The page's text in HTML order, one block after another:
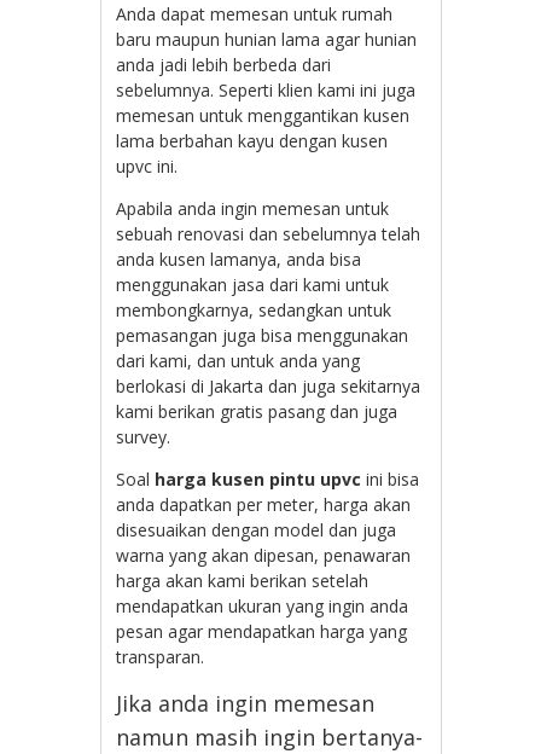
Anda dapat memesan untuk rumah
baru maupun hunian lama agar hunian
anda jadi lebih berbeda dari
sebelumnya. Seperti klien kami ini juga
memesan untuk menggantikan kusen
lama berbahan kayu dengan kusen
upvc ini.
Apabila anda ingin memesan untuk
sebuah renovasi dan sebelumnya telah
anda kusen lamanya, anda bisa
menggunakan jasa dari kami untuk
membongkarnya, sedangkan untuk
pemasangan juga bisa menggunakan
dari kami, dan untuk anda yang
berlokasi di Jakarta dan juga sekitarnya
kami berikan gratis pasang dan juga
survey.
Soal harga kusen pintu upvc ini bisa
anda dapatkan per meter, harga akan
disesuaikan dengan model dan juga
warna yang akan dipesan, penawaran
harga akan kami berikan setelah
mendapatkan ukuran yang ingin anda
pesan agar mendapatkan harga yang
transparan.
Jika anda ingin memesan
namun masih ingin bertanya-